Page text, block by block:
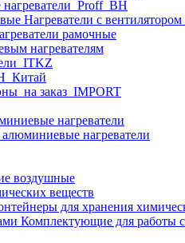
Нагреватели с
рамочные
нагревателям
заказ_IMPORT
нагреватели
нагреватели
воздушные
веществ
для хранения
Комплектующие для работы